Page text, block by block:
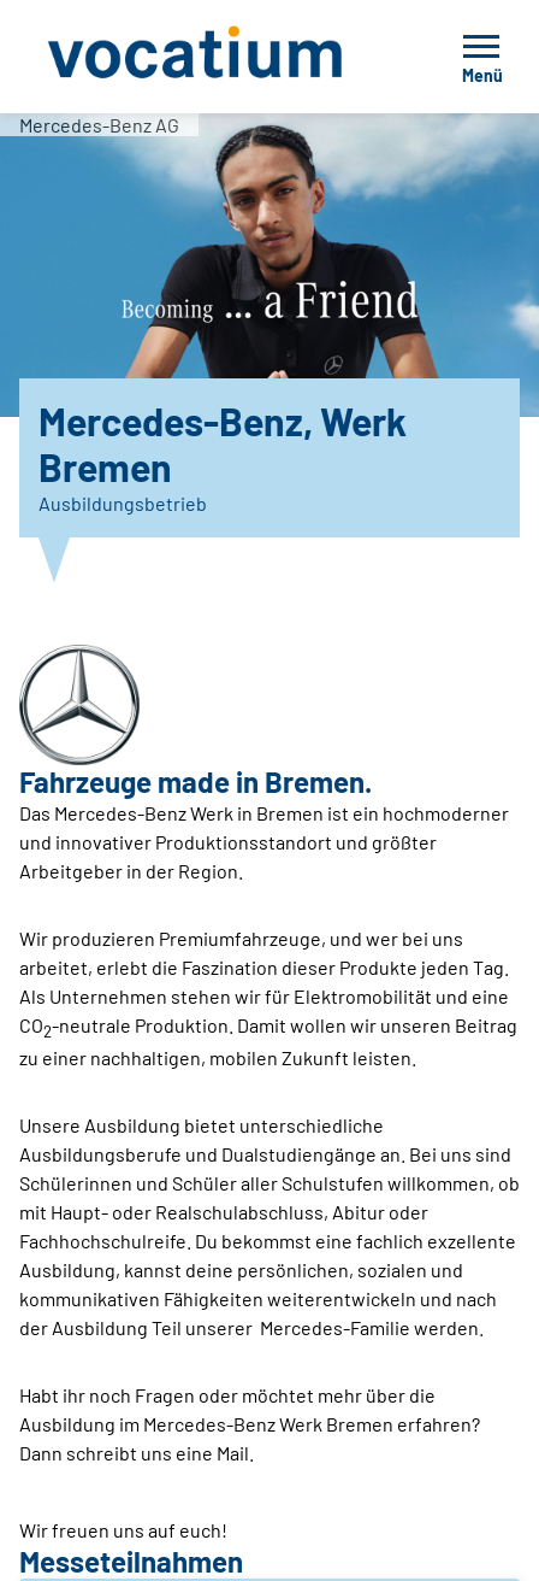
Menü
Mercedes-Benz AG
Mercedes-Benz, Werk
Bremen
Ausbildungsbetrieb
Fahrzeuge made in Bremen.
Das Mercedes-Benz Werk in Bremen ist ein hochmoderner
und innovativer Produktionsstandort und größter
Arbeitgeber in der Region.
Wir produzieren Premiumfahrzeuge, und wer bei uns
arbeitet, erlebt die Faszination dieser Produkte jeden Tag.
Als Unternehmen stehen wir für Elektromobilität und eine
CO2-neutrale Produktion. Damit wollen wir unseren Beitrag
zu einer nachhaltigen, mobilen Zukunft leisten.
Unsere Ausbildung bietet unterschiedliche
Ausbildungsberufe und Dualstudiengänge an. Bei uns sind
Schülerinnen und Schüler aller Schulstufen willkommen, ob
mit Haupt- oder Realschulabschluss, Abitur oder
Fachhochschulreife. Du bekommst eine fachlich exzellente
Ausbildung, kannst deine persönlichen, sozialen und
kommunikativen Fähigkeiten weiterentwickeln und nach
der Ausbildung Teil unserer Mercedes-Familie werden.
Habt ihr noch Fragen oder möchtet mehr über die
Ausbildung im Mercedes-Benz Werk Bremen erfahren?
Dann schreibt uns eine Mail.
Wir freuen uns auf euch!
Messeteilnahmen